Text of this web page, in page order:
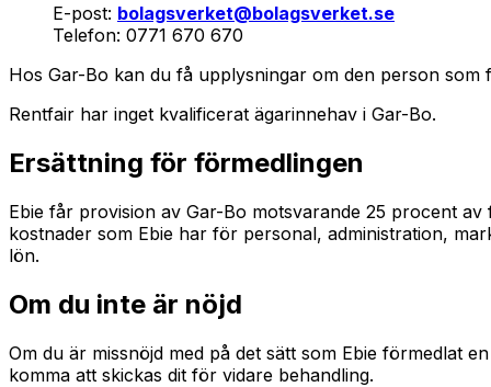
E-post: bolagsverket@bolagsverket.se
Telefon: 0771 670 670
Hos Gar-Bo kan du få upplysningar om den person
Rentfair har inget kvalificerat ägarinnehav i Gar-Bo.
Ersättning för förmedlingen
Ebie får provision av Gar-Bo motsvarande 25 procent
kostnader som Ebie har för personal, administration,
lön.
Om du inte är nöjd
Om du är missnöjd med på det sätt som Ebie förmedlat
komma att skickas dit för vidare behandling.